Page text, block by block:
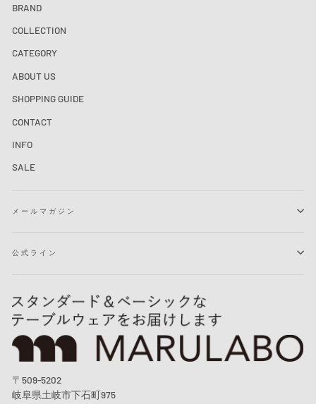
BRAND
COLLECTION
CATEGORY
ABOUT US
SHOPPING GUIDE
CONTACT
INFO
SALE
メールマガジン
公式ライン
〒509-5202
岐阜県土岐市下石町975